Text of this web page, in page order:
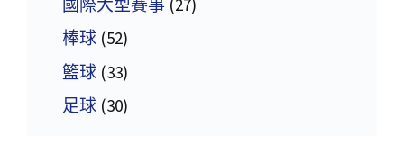
國際大型賽事 (27)
棒球 (52)
籃球 (33)
足球 (30)